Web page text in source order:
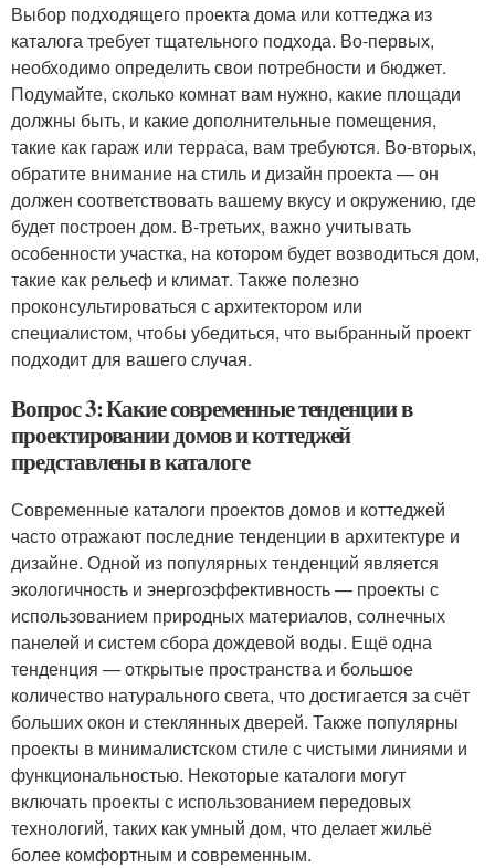
Выбор подходящего проекта дома или коттеджа из
каталога требует тщательного подхода. Во-первых,
необходимо определить свои потребности и бюджет.
Подумайте, сколько комнат вам нужно, какие площади
должны быть, и какие дополнительные помещения,
такие как гараж или терраса, вам требуются. Во-вторых,
обратите внимание на стиль и дизайн проекта — он
должен соответствовать вашему вкусу и окружению, где
будет построен дом. В-третьих, важно учитывать
особенности участка, на котором будет возводиться дом,
такие как рельеф и климат. Также полезно
проконсультироваться с архитектором или
специалистом, чтобы убедиться, что выбранный проект
подходит для вашего случая.
Вопрос 3: Какие современные тенденции в
проектировании домов и коттеджей
представлены в каталоге
Современные каталоги проектов домов и коттеджей
часто отражают последние тенденции в архитектуре и
дизайне. Одной из популярных тенденций является
экологичность и энергоэффективность — проекты с
использованием природных материалов, солнечных
панелей и систем сбора дождевой воды. Ещё одна
тенденция — открытые пространства и большое
количество натурального света, что достигается за счёт
больших окон и стеклянных дверей. Также популярны
проекты в минималистском стиле с чистыми линиями и
функциональностью. Некоторые каталоги могут
включать проекты с использованием передовых
технологий, таких как умный дом, что делает жильё
более комфортным и современным.